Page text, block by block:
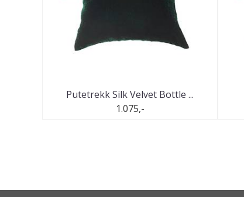
Putetrekk Silk Velvet Bottle ...
1.075,-